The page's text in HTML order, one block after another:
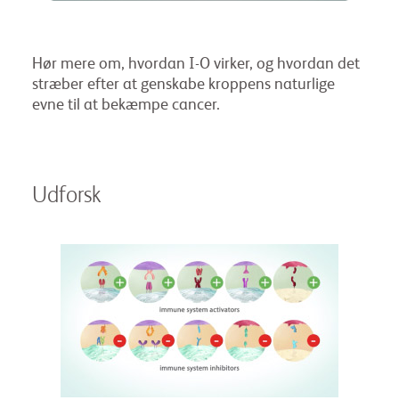
Hør mere om, hvordan I-O virker, og hvordan det
stræber efter at genskabe kroppens naturlige
evne til at bekæmpe cancer.
Udforsk